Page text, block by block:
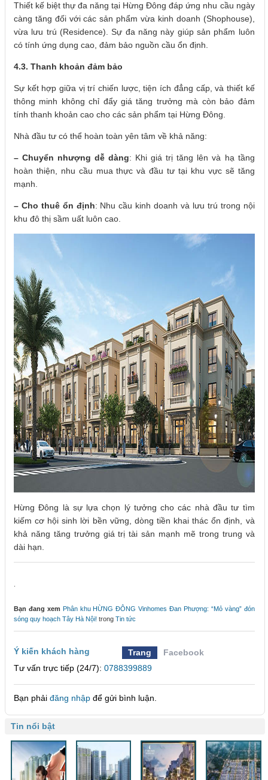
Thiết kế biệt thự đa năng tại Hừng Đông đáp ứng nhu cầu ngày
càng tăng đối với các sản phẩm vừa kinh doanh (Shophouse),
vừa lưu trú (Residence). Sự đa năng này giúp sản phẩm luôn
có tính ứng dụng cao, đảm bảo nguồn cầu ổn định.
4.3. Thanh khoản đảm bảo
Sự kết hợp giữa vị trí chiến lược, tiện ích đẳng cấp, và thiết kế
thông minh không chỉ đẩy giá tăng trưởng mà còn bảo đảm
tính thanh khoản cao cho các sản phẩm tại Hừng Đông.
Nhà đầu tư có thể hoàn toàn yên tâm về khả năng:
– Chuyển nhượng dễ dàng: Khi giá trị tăng lên và hạ tầng
hoàn thiện, nhu cầu mua thực và đầu tư tại khu vực sẽ tăng
mạnh.
– Cho thuê ổn định: Nhu cầu kinh doanh và lưu trú trong nội
khu đô thị sầm uất luôn cao.
Hừng Đông là sự lựa chọn lý tưởng cho các nhà đầu tư tìm
kiếm cơ hội sinh lời bền vững, dòng tiền khai thác ổn định, và
khả năng tăng trưởng giá trị tài sản mạnh mẽ trong trung và
dài hạn.
Bạn đang xem Phân khu HỪNG ĐÔNG Vinhomes Đan Phượng: “Mỏ vàng” đón
sóng quy hoạch Tây Hà Nội! trong Tin tức
Ý kiến khách hàng Trang
Facebook
Tư vấn trực tiếp (24/7): 0788399889
Bạn phải đăng nhập để gửi bình luận.
Tin nổi bật